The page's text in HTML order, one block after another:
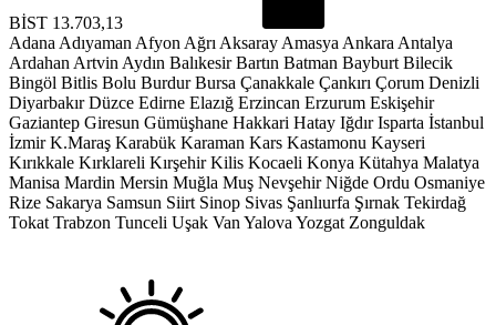
BİST 13.703,13
Adana Adıyaman Afyon Ağrı Aksaray Amasya Ankara Antalya
Ardahan Artvin Aydın Balıkesir Bartın Batman Bayburt Bilecik
Bingöl Bitlis Bolu Burdur Bursa Çanakkale Çankırı Çorum Denizli
Diyarbakır Düzce Edirne Elazığ Erzincan Erzurum Eskişehir
Gaziantep Giresun Gümüşhane Hakkari Hatay Iğdır Isparta İstanbul
İzmir K.Maraş Karabük Karaman Kars Kastamonu Kayseri
Kırıkkale Kırklareli Kırşehir Kilis Kocaeli Konya Kütahya Malatya
Manisa Mardin Mersin Muğla Muş Nevşehir Niğde Ordu Osmaniye
Rize Sakarya Samsun Siirt Sinop Sivas Şanlıurfa Şırnak Tekirdağ
Tokat Trabzon Tunceli Uşak Van Yalova Yozgat Zonguldak